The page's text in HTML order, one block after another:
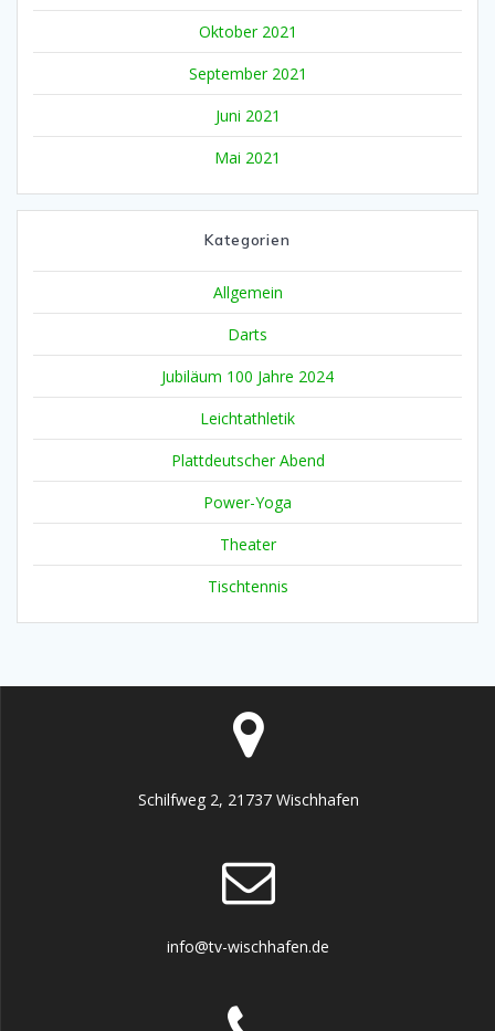
Oktober 2021
September 2021
Juni 2021
Mai 2021
Kategorien
Allgemein
Darts
Jubiläum 100 Jahre 2024
Leichtathletik
Plattdeutscher Abend
Power-Yoga
Theater
Tischtennis
Schilfweg 2, 21737 Wischhafen
info@tv-wischhafen.de